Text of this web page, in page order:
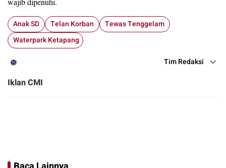
Anak SD Telan Korban
Tewas Tenggelam
Waterpark Ketapang
Tim Redaksi
Iklan CMI